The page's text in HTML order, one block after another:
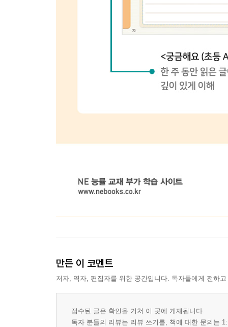
만든 이 코멘트
저자, 역자, 편집자를 위한 공간입니다. 독자들에게 전하
접수된 글은 확인을 거쳐 이 곳에 게재됩니다.
독자 분들의 리뷰는 리뷰 쓰기를, 책에 대한 문의는